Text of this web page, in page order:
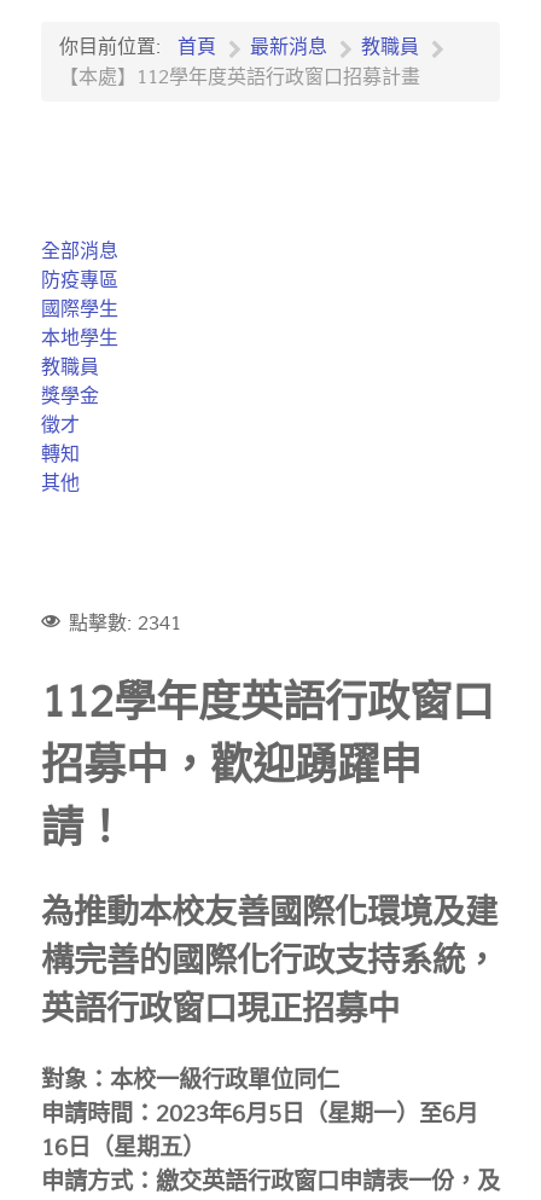
你目前位置: 首頁 最新消息
教職員
【本處】112學年度英語行政窗口招募計畫
全部消息
防疫專區
國際學生
本地學生
教職員
獎學金
徵才
轉知
其他
點擊數: 2341
112學年度英語行政窗口
招募中，歡迎踴躍申
請！
為推動本校友善國際化環境及建
構完善的國際化行政支持系統，
英語行政窗口現正招募中
對象：本校一級行政單位同仁
申請時間：2023年6月5日（星期一）至6月
16日（星期五）
申請方式：繳交英語行政窗口申請表一份，及